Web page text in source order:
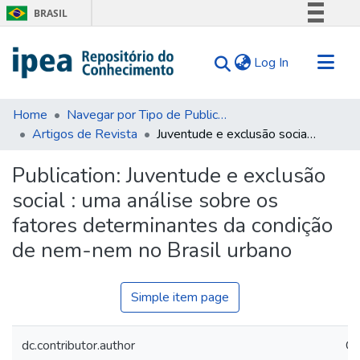
BRASIL
Comunica BR
Acesso à informação
Legislação
Log In (current)
Communities & Collections
Search for
Statistics
About Us
Home
Navegar por Tipo de Publicação
Artigos de Revista
Juventude e exclusão social : uma análise sobre os fatores determinantes da condição de nem-nem no Brasil urbano
Publication:Juventude e exclusão
social : uma análise sobre os
fatores determinantes da condição
de nem-nem no Brasil urbano
Simple item page
dc.contributor.author